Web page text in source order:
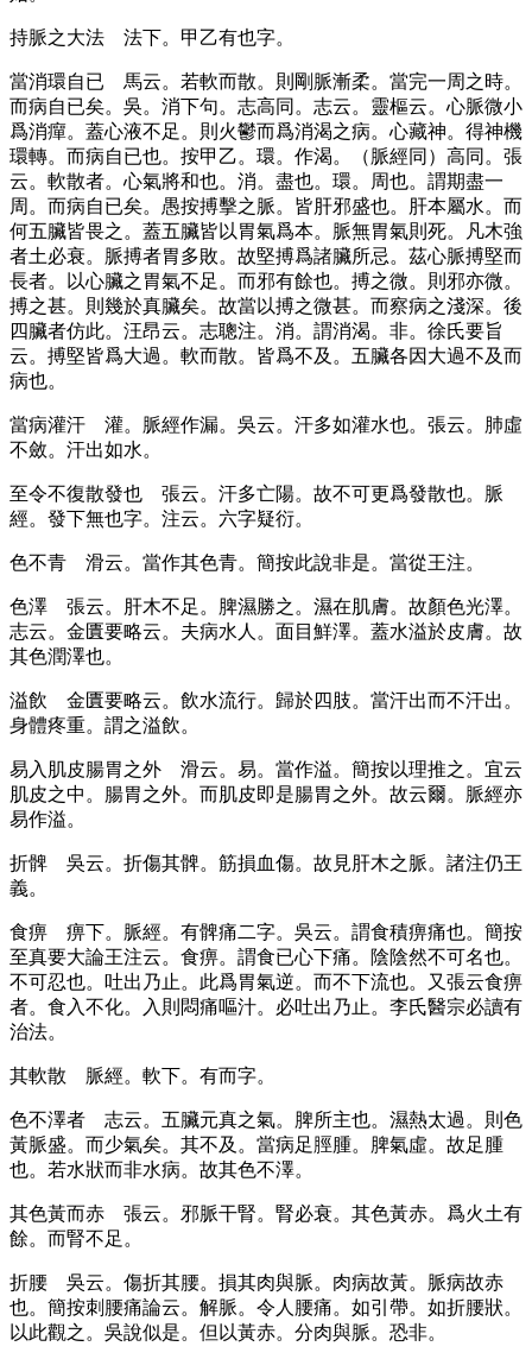
持脈之大法 法下。甲乙有也字。
當消環自已 馬云。若軟而散。則剛脈漸柔。當完一周之時。
而病自已矣。吳。消下句。志高同。志云。靈樞云。心脈微小
爲消癉。蓋心液不足。則火鬱而爲消渴之病。心藏神。得神機
環轉。而病自已也。按甲乙。環。作渴。
（脈經同） 高同。張
云。軟散者。心氣將和也。消。盡也。環。周也。謂期盡一
周。而病自已矣。愚按搏擊之脈。皆肝邪盛也。肝本屬水。而
何五臟皆畏之。蓋五臟皆以胃氣爲本。脈無胃氣則死。凡木強
者土必衰。脈搏者胃多敗。故堅搏爲諸臟所忌。茲心脈搏堅而
長者。以心臟之胃氣不足。而邪有餘也。搏之微。則邪亦微。
搏之甚。則幾於真臟矣。故當以搏之微甚。而察病之淺深。後
四臟者仿此。汪昂云。志聰注。消。謂消渴。非。徐氏要旨
云。搏堅皆爲大過。軟而散。皆爲不及。五臟各因大過不及而
病也。
當病灌汗 灌。脈經作漏。吳云。汗多如灌水也。張云。肺虛
不斂。汗出如水。
至令不復散發也 張云。汗多亡陽。故不可更爲發散也。脈
經。發下無也字。注云。六字疑衍。
色不青 滑云。當作其色青。簡按此說非是。當從王注。
色澤 張云。肝木不足。脾濕勝之。濕在肌膚。故顏色光澤。
志云。金匱要略云。夫病水人。面目鮮澤。蓋水溢於皮膚。故
其色潤澤也。
溢飲 金匱要略云。飲水流行。歸於四肢。當汗出而不汗出。
身體疼重。謂之溢飲。
易入肌皮腸胃之外 滑云。易。當作溢。簡按以理推之。宜云
肌皮之中。腸胃之外。而肌皮即是腸胃之外。故云爾。脈經亦
易作溢。
折髀 吳云。折傷其髀。筋損血傷。故見肝木之脈。諸注仍王
義。
食痹 痹下。脈經。有髀痛二字。吳云。謂食積痹痛也。簡按
至真要大論王注云。食痹。謂食已心下痛。陰陰然不可名也。
不可忍也。吐出乃止。此爲胃氣逆。而不下流也。又張云食痹
者。食入不化。入則悶痛嘔汁。必吐出乃止。李氏醫宗必讀有
治法。
其軟散 脈經。軟下。有而字。
色不澤者 志云。五臟元真之氣。脾所主也。濕熱太過。則色
黃脈盛。而少氣矣。其不及。當病足脛腫。脾氣虛。故足腫
也。若水狀而非水病。故其色不澤。
其色黃而赤 張云。邪脈干腎。腎必衰。其色黃赤。爲火土有
餘。而腎不足。
折腰 吳云。傷折其腰。損其肉與脈。肉病故黃。脈病故赤
也。簡按刺腰痛論云。解脈。令人腰痛。如引帶。如折腰狀。
以此觀之。吳說似是。但以黃赤。分肉與脈。恐非。